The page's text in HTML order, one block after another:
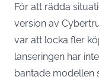
För att rädda
version av
var att locka fler
lanseringen har
bantade modellen